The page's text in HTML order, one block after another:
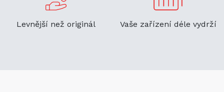
Levnější než originál Vaše zařízení déle vydrží